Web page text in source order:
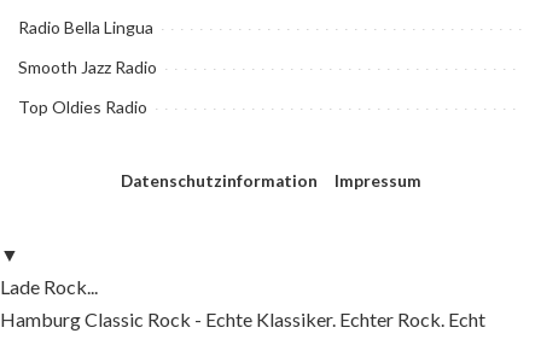
Radio Bella Lingua
Smooth Jazz Radio
Top Oldies Radio
Datenschutzinformation Impressum
▼
Lade Rock...
Hamburg Classic Rock - Echte Klassiker. Echter Rock. Echt